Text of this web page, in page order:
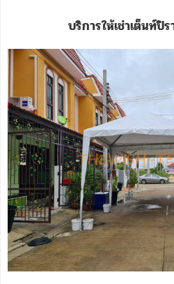
บริการให้เช่าเต็นท์ปิ